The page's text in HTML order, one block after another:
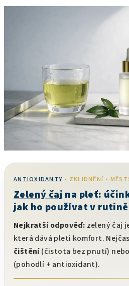
ANTIOXIDANTY • ZKLIDNĚNÍ •
Zelený čaj na pleť:
jak ho používat v rutině
Nejkratší odpověď: zelený čaj
která dává pleti komfort.
čištění(čistota bez pnutí)
(pohodlí + antioxidant).